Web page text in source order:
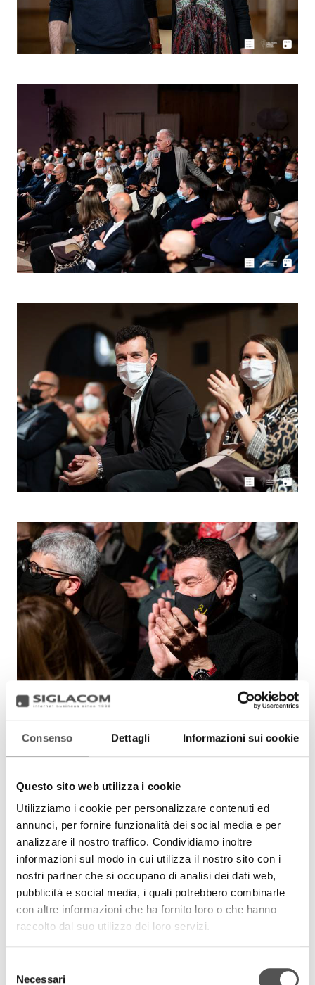
Consenso Dettagli Informazioni sui cookie
Questo sito web utilizza i cookie
Utilizziamo i cookie per personalizzare contenuti ed
annunci, per fornire funzionalità dei social media e per
analizzare il nostro traffico. Condividiamo inoltre
informazioni sul modo in cui utilizza il nostro sito con i
nostri partner che si occupano di analisi dei dati web,
pubblicità e social media, i quali potrebbero combinarle
con altre informazioni che ha fornito loro o che hanno
raccolto dal suo utilizzo dei loro servizi.
delNecessari